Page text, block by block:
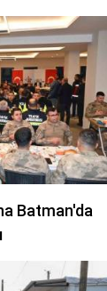
Batman'da